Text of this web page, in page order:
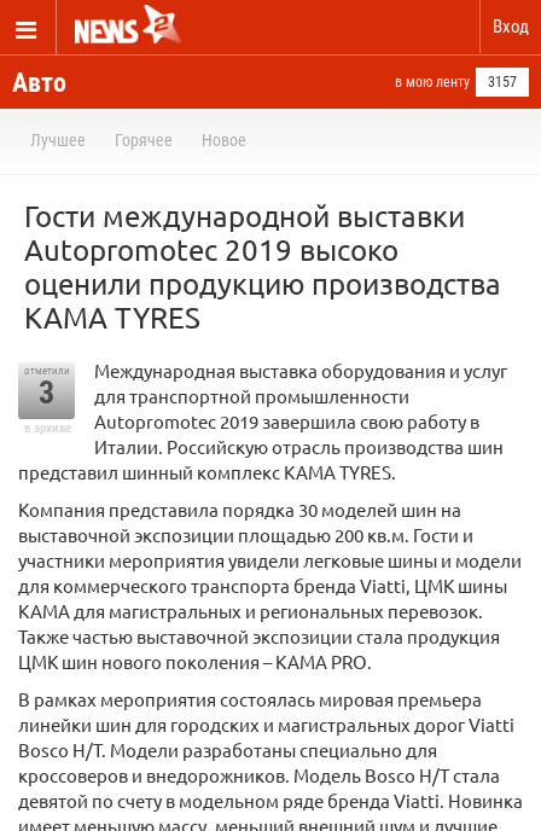
Вход
Авто в мою ленту 3157
Лучшее Горячее Новое
Гости международной выставки
Autopromotec 2019 высоко
оценили продукцию производства
KAMA TYRES
отметили
3
в архиве
Международная выставка оборудования и услуг
для транспортной промышленности
Autopromotec 2019 завершила свою работу в
Италии. Российскую отрасль производства шин
представил шинный комплекс KAMA TYRES.
Компания представила порядка 30 моделей шин на
выставочной экспозиции площадью 200 кв.м. Гости и
участники мероприятия увидели легковые шины и модели
для коммерческого транспорта бренда Viatti, ЦМК шины
KAMA для магистральных и региональных перевозок.
Также частью выставочной экспозиции стала продукция
ЦМК шин нового поколения – KAMA PRO.
В рамках мероприятия состоялась мировая премьера
линейки шин для городских и магистральных дорог Viatti
Bosco H/T. Модели разработаны специально для
кроссоверов и внедорожников. Модель Bosco H/T стала
девятой по счету в модельном ряде бренда Viatti. Новинка
имеет меньшую массу, меньший внешний шум и лучшие